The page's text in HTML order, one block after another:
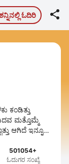
ಓದಿರಿ 
ಕಂಡಿತ್ತು
ಮತ್ತೊಮ್ಮೆ
ಆಗಿದೆ ಇನ್ನೂ
501054+
ಓದುಗರ ಸಂಖ್ಯೆ